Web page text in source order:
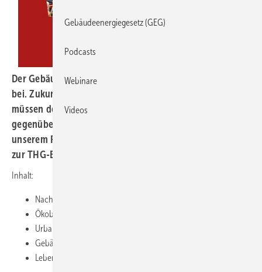
Der Gebäudesektor trägt wesentlich zum Klimawandel
bei. Zukunftsfähige und klimasichere Bauprodukte
müssen deshalb energieeffizient, nachhaltig und resilient
gegenüber Klimaextremen hergestellt werden. In
unserem Fokus-Heft stellen wir unter anderem Verfahren
zur THG-Bilanzierung vor.
Inhalt:
Nachhaltige und klimaresiliente Bauprodukte
Ökobilanzanalysen analysiert
Urban Energy Mining
Gebäudematerialpässe
Lebenszyklus von Fenstern
Gebäudeenergiegesetz (GEG)
Podcasts
Webinare
Videos